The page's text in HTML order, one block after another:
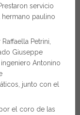
servicio
paulino
Petrini,
Giuseppe
Antonino
junto con el
el coro de las